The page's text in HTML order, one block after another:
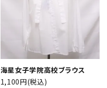
海星女子学院高校ブラウス
1,100円(税込)